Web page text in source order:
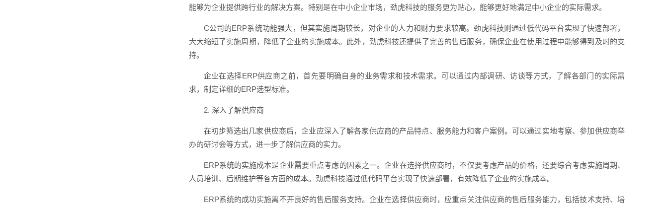
能够为企业提供跨行业的解决方案。特别是在中小企业市场，劲虎科技的服务更为贴心，能够更好地满足中小企业的实际需求。
C公司的ERP系统功能强大，但其实施周期较长，对企业的人力和财力要求较高。劲虎科技则通过低代码平台实现了快速部署，
大大缩短了实施周期，降低了企业的实施成本。此外，劲虎科技还提供了完善的售后服务，确保企业在使用过程中能够得到及时的支
持。
企业在选择ERP供应商之前，首先要明确自身的业务需求和技术需求。可以通过内部调研、访谈等方式，了解各部门的实际需
求，制定详细的ERP选型标准。
2. 深入了解供应商
在初步筛选出几家供应商后，企业应深入了解各家供应商的产品特点、服务能力和客户案例。可以通过实地考察、参加供应商举
办的研讨会等方式，进一步了解供应商的实力。
ERP系统的实施成本是企业需要重点考虑的因素之一。企业在选择供应商时，不仅要考虑产品的价格，还要综合考虑实施周期、
人员培训、后期维护等各方面的成本。劲虎科技通过低代码平台实现了快速部署，有效降低了企业的实施成本。
ERP系统的成功实施离不开良好的售后服务支持。企业在选择供应商时，应重点关注供应商的售后服务能力，包括技术支持、培